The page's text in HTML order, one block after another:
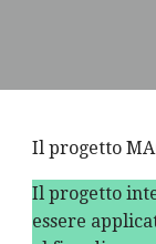
Il progetto
Il progetto
essere